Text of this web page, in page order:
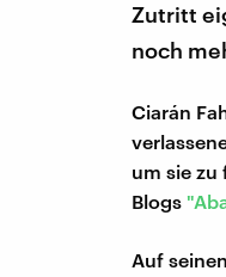
Zutritt
noch
Ciarán
um sie zu
Blogs
Auf